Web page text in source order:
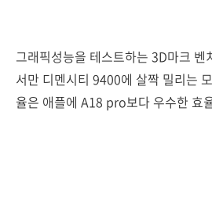
그래픽성능을 테스트하는 3D마크 벤
서만 디멘시티 9400에 살짝 밀리는
율은 애플에 A18 pro보다 우수한 효